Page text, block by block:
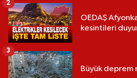
OEDAŞ
kesintileri
2
Büyük deprem
3